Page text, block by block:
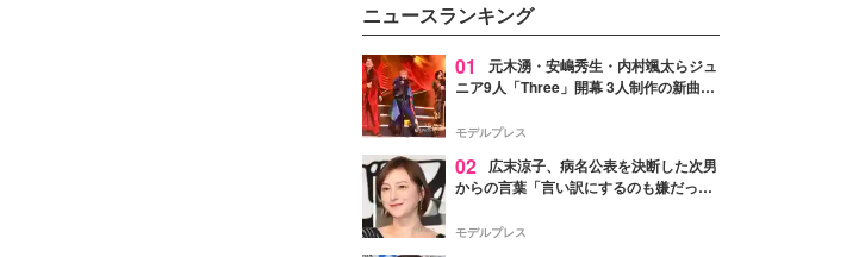
して、“髪そのものの美しさ”に改
めて注目する人が増えている様
子。今回は、そんな憧れの艶やか
な髪を日常で叶える、美容好きの
ます。
ニュースランキング
01
元木湧・安嶋秀生・内村颯太らジュ
ニア9人「Three」開幕 3人制作の新曲＆
進んで夢を掴みたい」【ゲネプロレポ】
モデルプレス
02
広末涼子、病名公表を決断した次男
からの言葉「言い訳にするのも嫌だっ
モデルプレス